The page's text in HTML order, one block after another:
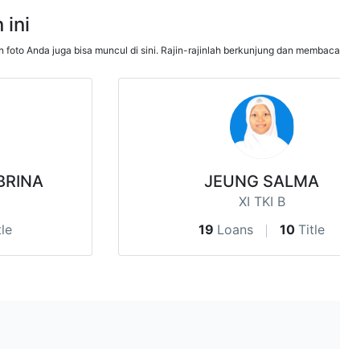
ini
foto Anda juga bisa muncul di sini. Rajin-rajinlah berkunjung dan membaca
JEUNG SALMA
XI TKI B
19 Loans 10 Title